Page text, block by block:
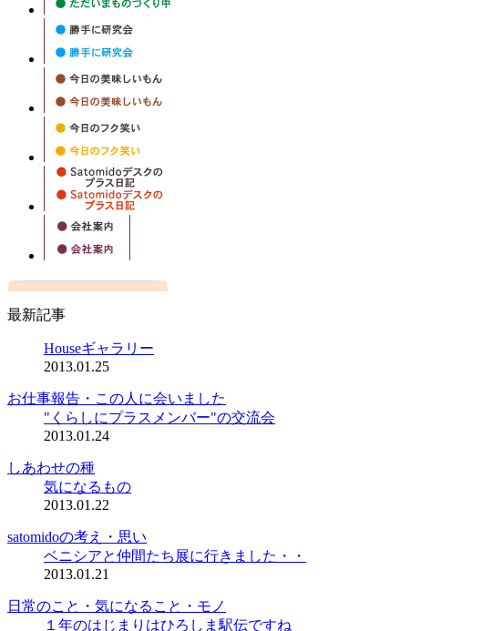
最新記事
Houseギャラリー
2013.01.25
お仕事報告・この人に会いました
"くらしにプラスメンバー"の交流会
2013.01.24
しあわせの種
気になるもの
2013.01.22
satomidoの考え・思い
ベニシアと仲間たち展に行きました・・
2013.01.21
日常のこと・気になること・モノ
１年のはじまりはひろしま駅伝ですね